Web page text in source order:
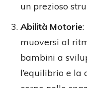
un prezioso
Abilità Motorie:
muoversi al
bambini a
l’equilibrio e la